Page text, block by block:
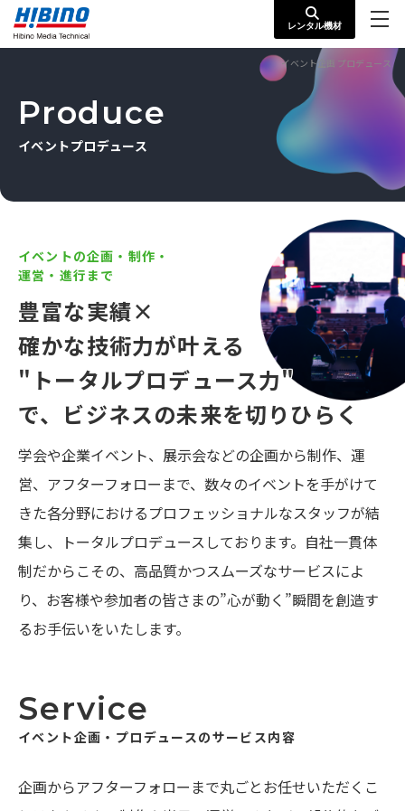
レンタル機材
イベント企画 プロデュース
Produce
イベントプロデュース
イベントの企画・制作・
運営・進行まで
豊富な実績×
確かな技術力が叶える
"トータルプロデュース力"
で、 ビジネスの未来を切りひらく
学会や企業イベント、展示会などの企画から制作、運
営、アフターフォローまで、数々のイベントを手がけて
きた各分野におけるプロフェッショナルなスタッフが結
集し、トータルプロデュースしております。自社一貫体
制だからこその、高品質かつスムーズなサービスによ
り、お客様や参加者の皆さまの”心が動く”瞬間を創造す
るお手伝いをいたします。
Service
イベント企画・プロデュースのサービス内容
企画からアフターフォローまで丸ごとお任せいただくこ